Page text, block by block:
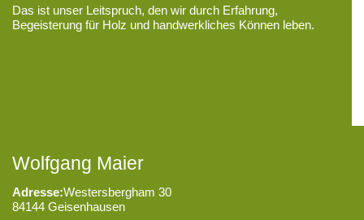
Das ist unser Leitspruch, den wir durch Erfahrung,
Begeisterung für Holz und handwerkliches Können leben.
Wolfgang Maier
Adresse:Westersbergham 30
84144 Geisenhausen